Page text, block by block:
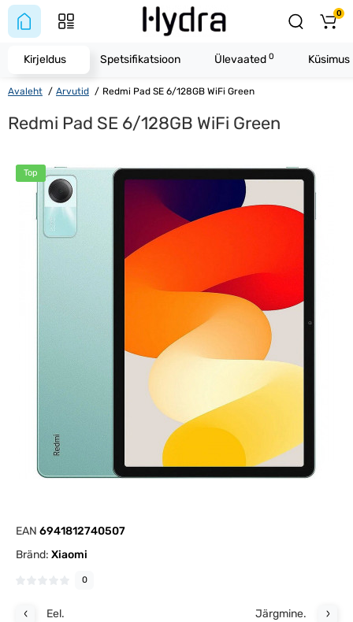
0
Avaleht Arvutid Redmi Pad SE 6/128GB WiFi Green
Redmi Pad SE 6/128GB WiFi Green
Top
EAN 6941812740507
Bränd: Xiaomi
0
Eel. Järgmine.
Kirjeldus Spetsifikatsioon Ülevaated 0